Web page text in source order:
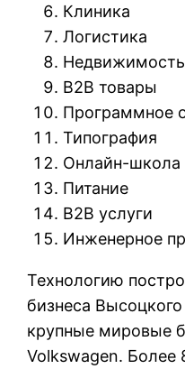
Клиника
Логистика
Недвижимость
B2B товары
Программное
Типография
Онлайн-школа
Питание
B2B услуги
Инженерное
Технологию
бизнеса
крупные мировые
Volkswagen. Более